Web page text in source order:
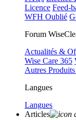
Licence Feed-
WFH Oublié
Forum
Actualités &
Wise Care 365
Autres
Langues
Langues
Articles